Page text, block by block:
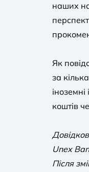
наших
Як
за
коштів
Unex
Після